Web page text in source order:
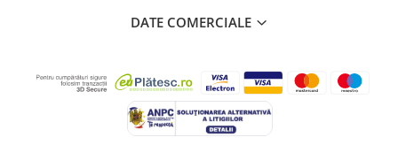
DATE COMERCIALE